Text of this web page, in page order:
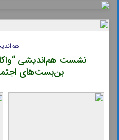
نشست هم‌اندیشی
بن‌بست‌های